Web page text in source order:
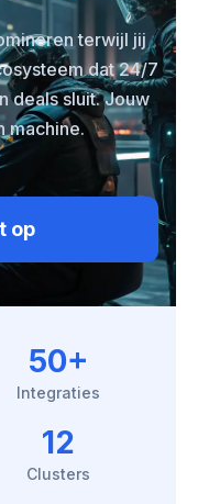
terwijl jij
dat 24/7
deals sluit. Jouw
machine.
op
50+
Integraties
12
Clusters